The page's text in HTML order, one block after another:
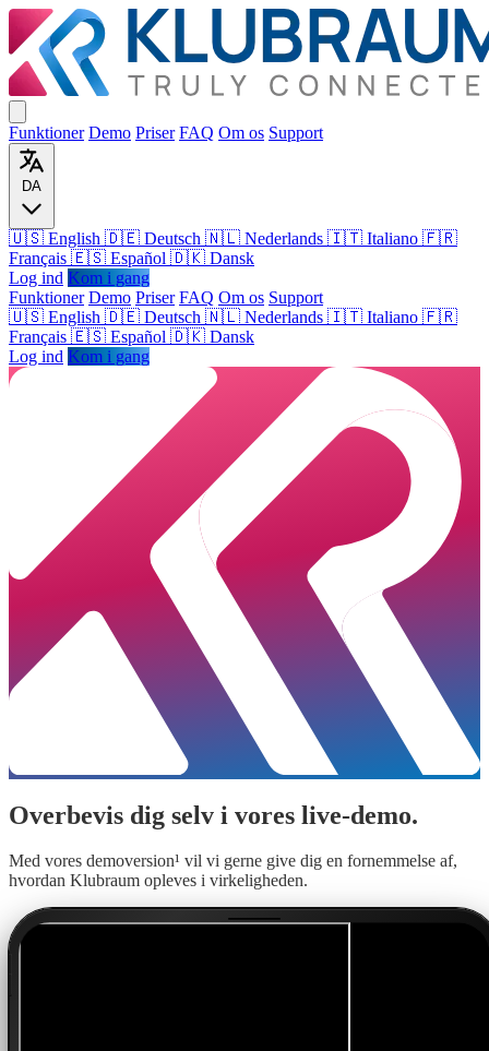
Funktioner Demo Priser FAQ Om os Support
DA
🇺🇸 English 🇩🇪 Deutsch 🇳🇱 Nederlands 🇮🇹 Italiano 🇫🇷
Français 🇪🇸 Español 🇩🇰 Dansk
Log ind Kom i gang
Funktioner Demo Priser FAQ Om os Support
🇺🇸 English 🇩🇪 Deutsch 🇳🇱 Nederlands 🇮🇹 Italiano 🇫🇷
Français 🇪🇸 Español 🇩🇰 Dansk
Log ind Kom i gang
Overbevis dig selv i vores live-demo.
Med vores demoversion¹ vil vi gerne give dig en fornemmelse af,
hvordan Klubraum opleves i virkeligheden.